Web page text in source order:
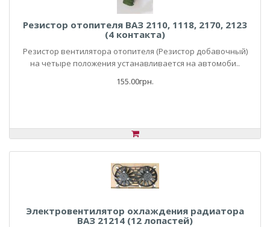
Резистор отопителя ВАЗ 2110, 1118, 2170, 2123
(4 контакта)
Резистор вентилятора отопителя (Резистор добавочный)
на четыре положения устанавливается на автомоби..
155.00грн.
Электровентилятор охлаждения радиатора
ВАЗ 21214 (12 лопастей)